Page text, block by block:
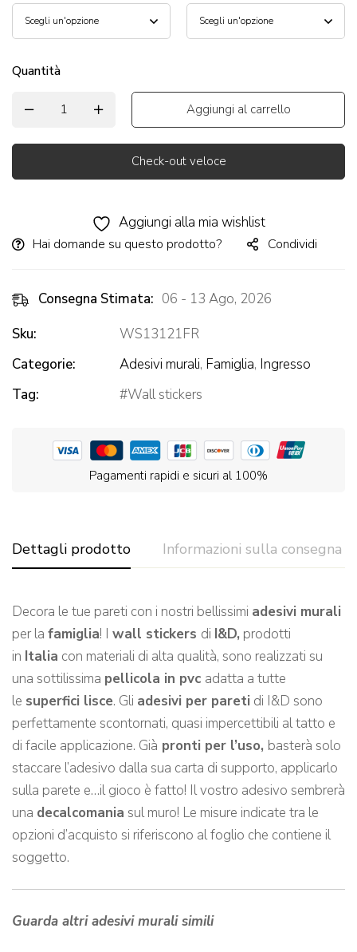
Quantità
Aggiungi al carrello
Check-out veloce
Aggiungi alla mia wishlist
Hai domande su questo prodotto? Condividi
Consegna Stimata: 06 - 13 Ago, 2026
Sku:
WS13121FR
Categorie:
Adesivi murali, Famiglia, Ingresso
Tag:
Wall stickers
Pagamenti rapidi e sicuri al 100%
Dettagli prodotto Informazioni sulla consegna
Decora le tue pareti con i nostri bellissimi adesivi murali
per la famiglia! I wall stickers di I&D, prodotti
in Italia con materiali di alta qualità, sono realizzati su
una sottilissima pellicola in pvc adatta a tutte
le superfici lisce. Gli adesivi per pareti di I&D sono
perfettamente scontornati, quasi impercettibili al tatto e
di facile applicazione. Già pronti per l’uso, basterà solo
staccare l’adesivo dalla sua carta di supporto, applicarlo
sulla parete e…il gioco è fatto! Il vostro adesivo sembrerà
una decalcomania sul muro! Le misure indicate tra le
opzioni d’acquisto si riferiscono al foglio che contiene il
soggetto.
Guarda altri adesivi murali simili